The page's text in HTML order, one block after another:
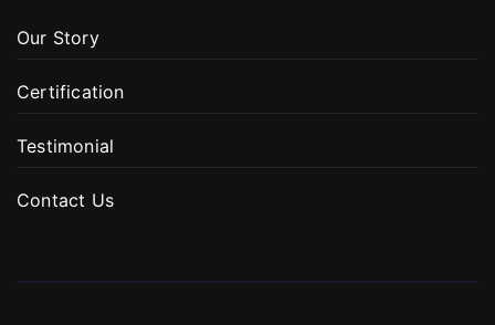
Our Story
Certification
Testimonial
Contact Us